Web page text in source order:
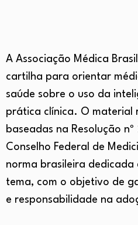
A Associação Médica
cartilha para orientar
saúde sobre o uso da
prática clínica. O material
baseadas na Resolução
Conselho Federal de
norma brasileira dedicada
tema, com o objetivo de
e responsabilidade na